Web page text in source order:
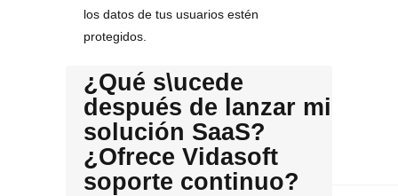
los datos de tus usuarios estén
protegidos.
¿Qué s\ucede
después de lanzar mi
solución SaaS?
¿Ofrece Vidasoft
soporte continuo?